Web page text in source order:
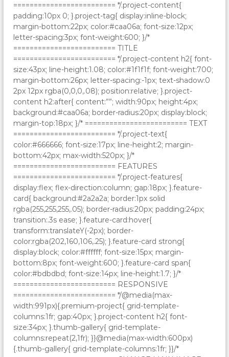
========================= */.project-content{
padding:10px 0; }.project-tag{ display:inline-block;
margin-bottom:22px; color:#caa06a; font-size:12px;
letter-spacing:3px; font-weight:600; }/*
========================= TITLE
========================= */.project-content h2{ font-
size:43px; line-height:1.08; color:#1f1f1f; font-weight:700;
margin-bottom:26px; letter-spacing:-1px; text-shadow:0
2px 12px rgba(0,0,0,.08); position:relative; }.project-
content h2:after{ content:””; width:90px; height:4px;
background:#caa06a; border-radius:20px; display:block;
margin-top:18px; }/* ========================= TEXT
========================= */.project-text{
color:#666666; font-size:17px; line-height:2; margin-
bottom:42px; max-width:520px; }/*
========================= FEATURES
========================= */.project-features{
display:flex; flex-direction:column; gap:18px; }.feature-
card{ background:#2a2a2a; border:1px solid
rgba(255,255,255,.05); border-radius:20px; padding:24px;
transition:.3s ease; }.feature-card:hover{
transform:translateY(-2px); border-
color:rgba(202,160,106,.25); }.feature-card strong{
display:block; color:#ffffff; font-size:15px; margin-
bottom:8px; font-weight:600; }.feature-card span{
color:#bdbdbd; font-size:14px; line-height:1.7; }/*
========================= RESPONSIVE
========================= */@media(max-
width:991px){.premium-project{ grid-template-
columns:1fr; gap:40px; }.project-content h2{ font-
size:34px; }.thumb-gallery{ grid-template-
columns:repeat(2,1fr); }}@media(max-width:600px)
{.thumb-gallery{ grid-template-columns:1fr; }}/*